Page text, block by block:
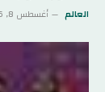
العالم أغسطس 8, 2026